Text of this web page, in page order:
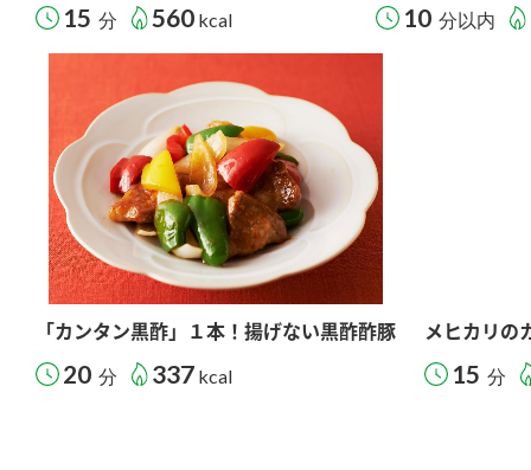
15 分 560 kcal 10 分以内
「カンタン黒酢」１本！揚げない黒酢酢豚
20 分 337 kcal
メヒカリの
15 分